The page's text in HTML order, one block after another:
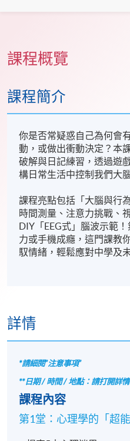
課程概覽
課程簡介
你是否常疑惑自己為何會
動，或做出衝動決定？本
破解與日記練習，透過遊
構日常生活中控制我們大
課程亮點包括「大腦與行
時間測量、注意力挑戰、
DIY「EEG式」腦波示範
力或手機成癮，這門課教
馭情緒，輕鬆應對中學及
詳情
*請細閱”注意事項”
**日期 / 時間 / 地點：請打開詳
課程內容
第1堂：心理學的「超